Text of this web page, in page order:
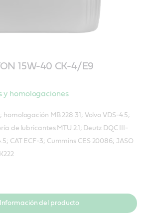
15W-40 CK-4/E9
y homologaciones
homologación MB 228.31; Volvo VDS-4.5;
de lubricantes MTU 2.1; Deutz DQC III-
CAT ECF-3; Cummins CES 20086; JASO
Información del producto